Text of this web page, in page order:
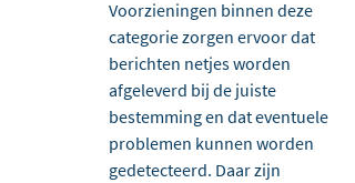
Voorzieningen binnen deze
categorie zorgen ervoor dat
berichten netjes worden
afgeleverd bij de juiste
bestemming en dat eventuele
problemen kunnen worden
gedetecteerd. Daar zijn